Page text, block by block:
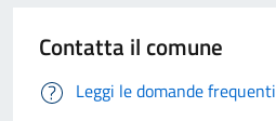
Contatta il comune
Leggi le domande frequenti